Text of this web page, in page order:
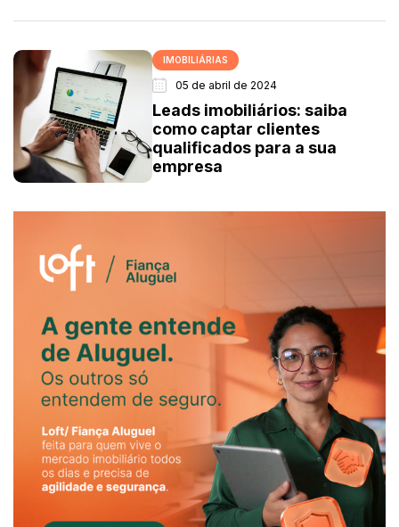
IMOBILIÁRIAS
05 de abril de 2024
Leads imobiliários: saiba
como captar clientes
qualificados para a sua
empresa